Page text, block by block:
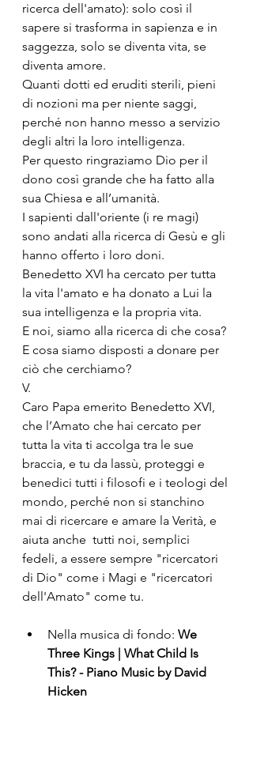
ricerca dell'amato): solo così il
sapere si trasforma in sapienza e in
saggezza, solo se diventa vita, se
diventa amore.
Quanti dotti ed eruditi sterili, pieni
di nozioni ma per niente saggi,
perché non hanno messo a servizio
degli altri la loro intelligenza.
Per questo ringraziamo Dio per il
dono così grande che ha fatto alla
sua Chiesa e all’umanità.
I sapienti dall'oriente (i re magi)
sono andati alla ricerca di Gesù e gli
hanno offerto i loro doni.
Benedetto XVI ha cercato per tutta
la vita l'amato e ha donato a Lui la
sua intelligenza e la propria vita.
E noi, siamo alla ricerca di che cosa?
E cosa siamo disposti a donare per
ciò che cerchiamo?
V.
Caro Papa emerito Benedetto XVI,
che l’Amato che hai cercato per
tutta la vita ti accolga tra le sue
braccia, e tu da lassù, proteggi e
benedici tutti i filosofi e i teologi del
mondo, perché non si stanchino
mai di ricercare e amare la Verità, e
aiuta anche  tutti noi, semplici
fedeli, a essere sempre "ricercatori
di Dio" come i Magi e "ricercatori
dell'Amato" come tu.
Nella musica di fondo: We
Three Kings | What Child Is
This? - Piano Music by David
Hicken